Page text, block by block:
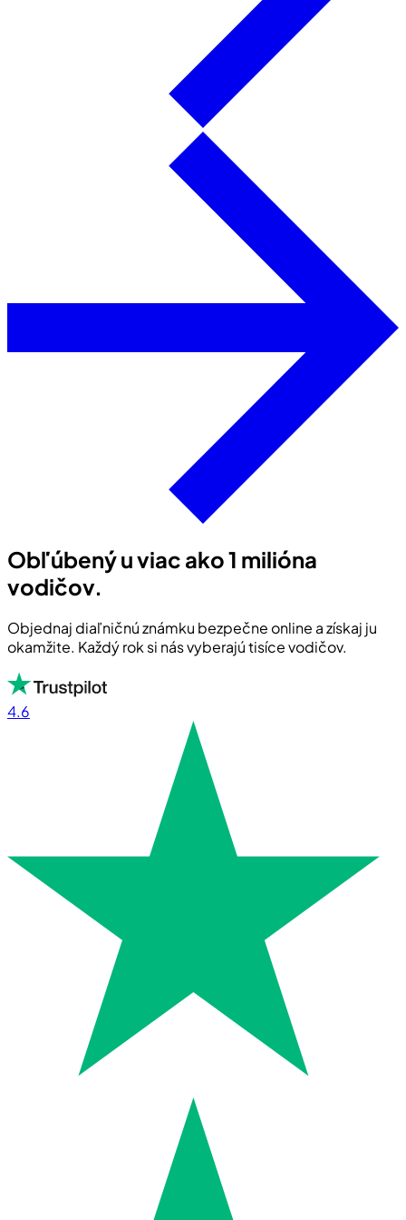
Obľúbený u viac ako 1 milióna
vodičov.
Objednaj diaľničnú známku bezpečne online a získaj ju
okamžite. Každý rok si nás vyberajú tisíce vodičov.
4.6